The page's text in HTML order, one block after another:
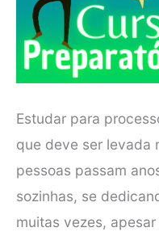
Estudar para
que deve ser levada
pessoas passam
sozinhas, se
muitas vezes,